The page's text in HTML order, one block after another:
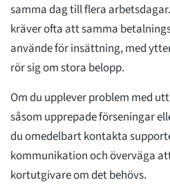
samma dag till flera
kräver ofta att samma
använde för insättning, med
rör sig om stora belopp.
Om du upplever problem med
såsom upprepade förseningar
du omedelbart kontakta
kommunikation och överväga
kortutgivare om det behövs.